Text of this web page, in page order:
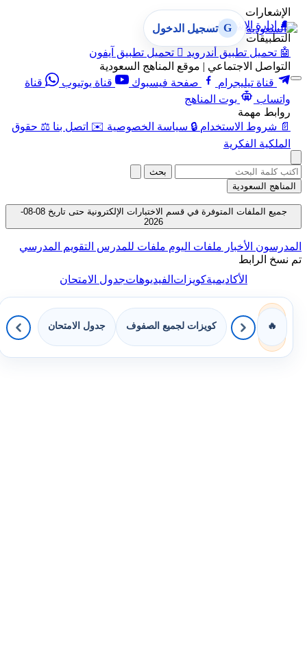
الإشعارات
🔔
إدارة الإشعارات
التطبيقات
🤖 تحميل تطبيق أندرويد  تحميل تطبيق آيفون
التواصل الاجتماعي | موقع المناهج السعودية
قناة تيليجرام
صفحة فيسبوك قناة يوتيوب
قناة
واتساب
بوت المناهج
روابط مهمة
📄 شروط الاستخدام 🔒 سياسة الخصوصية ✉️ اتصل بنا ⚖️ حقوق
الملكية الفكرية
G تسجيل الدخول
بحث
المناهج السعودية
جميع الملفات المتوفرة في قسم الاختبارات الإلكترونية حتى تاريخ 08-08-
2026
المدرسون الأخبار ملفات اليوم ملفات للمدرس التقويم المدرسي
تم نسخ الرابط
الأكاديميةكويزاتالفيديوهاتجدول الامتحان
🔥 كويزات لجميع الصفوف جدول الامتحان